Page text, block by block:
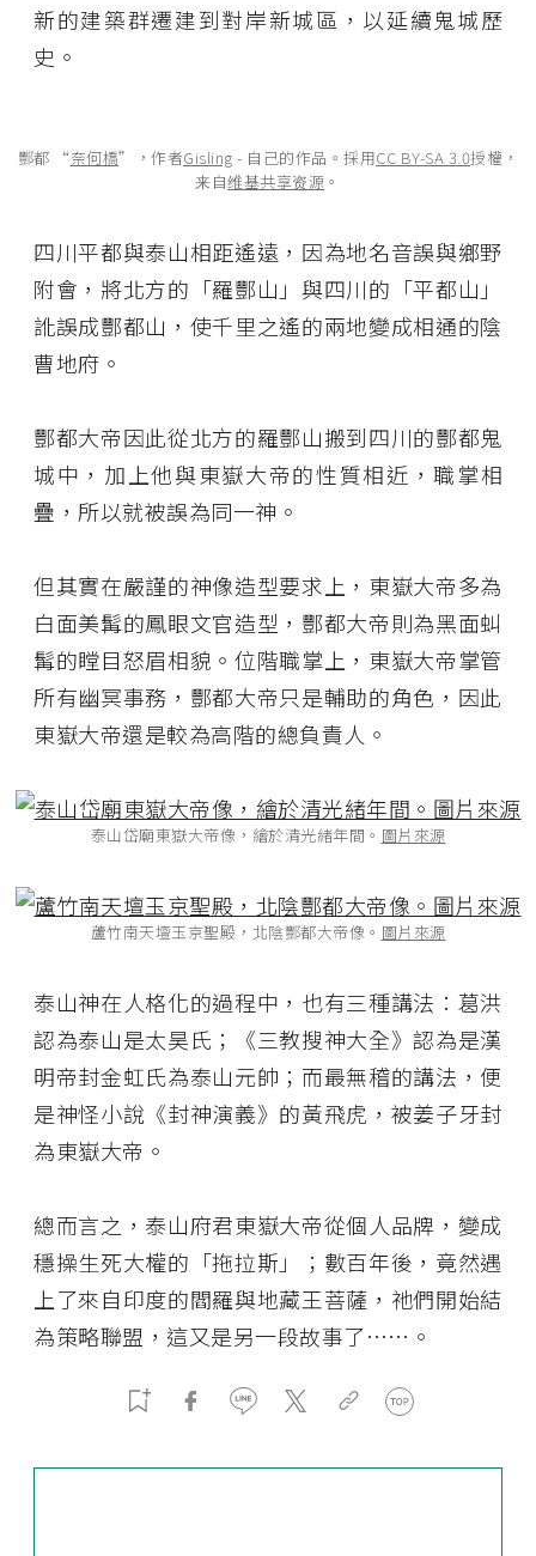
新的建築群遷建到對岸新城區，以延續鬼城歷
史。
酆都 “奈何橋”，作者Gisling - 自己的作品 。採用CC BY-SA 3.0授權，
来自维基共享资源 。
四川平都與泰山相距遙遠，因為地名音誤與鄉野
附會，將北方的「羅酆山」與四川的「平都山」
訛誤成酆都山，使千里之遙的兩地變成相通的陰
曹地府。
酆都大帝因此從北方的羅酆山搬到四川的酆都鬼
城中，加上他與東嶽大帝的性質相近，職掌相
疊，所以就被誤為同一神。
但其實在嚴謹的神像造型要求上，東嶽大帝多為
白面美髯的鳳眼文官造型，酆都大帝則為黑面虯
髯的瞠目怒眉相貌。位階職掌上，東嶽大帝掌管
所有幽冥事務，酆都大帝只是輔助的角色，因此
東嶽大帝還是較為高階的總負責人。
泰山岱廟東嶽大帝像，繪於清光緒年間。 圖片來源
蘆竹南天壇玉京聖殿，北陰酆都大帝像。 圖片來源
泰山神在人格化的過程中，也有三種講法：葛洪
認為泰山是太昊氏；《三教搜神大全》認為是漢
明帝封金虹氏為泰山元帥；而最無稽的講法，便
是神怪小說《封神演義》的黃飛虎，被姜子牙封
為東嶽大帝。
總而言之，泰山府君東嶽大帝從個人品牌，變成
穩操生死大權的「拖拉斯」；數百年後，竟然遇
上了來自印度的閻羅與地藏王菩薩，祂們開始結
為策略聯盟，這又是另一段故事了……。